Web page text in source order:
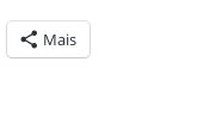
Mais